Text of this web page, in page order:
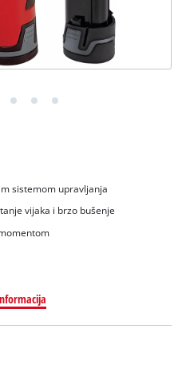
sistemom upravljanja
vijaka i brzo bušenje